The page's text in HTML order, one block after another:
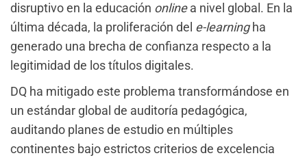
disruptivo en la educación onlinea nivel global. En la
última década, la proliferación del e-learningha
generado una brecha de confianza respecto a la
legitimidad de los títulos digitales.
DQ ha mitigado este problema transformándose en
un estándar global de auditoría pedagógica,
auditando planes de estudio en múltiples
continentes bajo estrictos criterios de excelencia